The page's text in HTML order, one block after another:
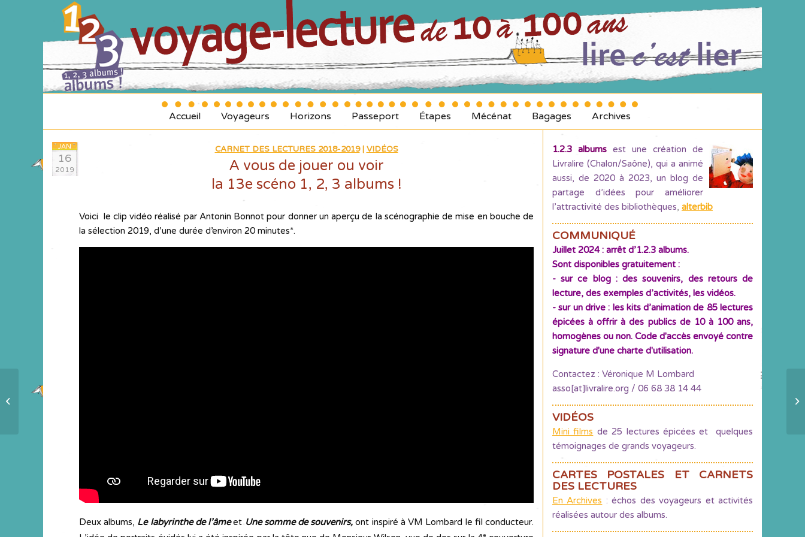
Accueil Voyageurs Horizons Passeport Étapes Mécénat Bagages Archives
JAN
16
2019
CARNET DES LECTURES 2018-2019| VIDÉOS
A vous de jouer ou voir
la 13e scéno 1, 2, 3 albums !
Voici le clip vidéo réalisé par Antonin Bonnot pour donner un aperçu de la scénographie de mise en bouche de
la sélection 2019, d’une durée d’environ 20 minutes*.
Deux albums, Le labyrinthe de l’âmeetUne somme de souvenirs,ont inspiré à VM Lombard le fil conducteur.
1.2.3 albums est une création de
Livralire (Chalon/Saône), qui a animé
aussi, de 2020 à 2023, un blog de
partage d’idées pour améliorer
l’attractivité des bibliothèques, alterbib
COMMUNIQUÉ
Juillet 2024 : arrêt d’1.2.3 albums.
Sont disponibles gratuitement :
- sur ce blog : des souvenirs, des retours de
lecture, des exemples d’activités, les vidéos.
- sur un drive : les kits d’animation de 85 lectures
épicées à offrir à des publics de 10 à 100 ans,
homogènes ou non. Code d'accès envoyé contre
signature d'une charte d'utilisation.
Contactez : Véronique M Lombard
asso[at]livralire.org / 06 68 38 14 44
VIDÉOS
Mini films de 25 lectures épicées et quelques
témoignages de grands voyageurs.
CARTES POSTALES ET CARNETS
DES LECTURES
En Archives : échos des voyageurs et activités
réalisées autour des albums.
Début 2019, 3 ateliers de lectures